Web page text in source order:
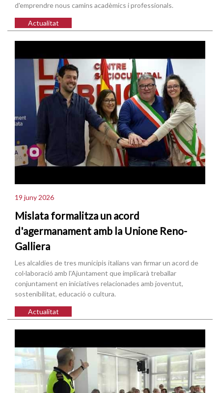
d'emprendre nous camins acadèmics i professionals.
Actualitat
19 juny 2026
Mislata formalitza un acord
d'agermanament amb la Unione Reno-
Galliera
Les alcaldies de tres municipis italians van firmar un acord de
col·laboració amb l'Ajuntament que implicarà treballar
conjuntament en iniciatives relacionades amb joventut,
sostenibilitat, educació o cultura.
Actualitat